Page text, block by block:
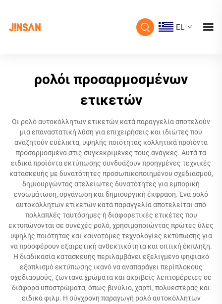
EL
ρολόι προσαρμοσμένων
ετικετών
Οι ρολό αυτοκόλλητων ετικετών κατά παραγγελία αποτελούν
μια επαναστατική λύση για επιχειρήσεις και ιδιώτες που
αναζητούν ευέλικτα, υψηλής ποιότητας κολλητικά προϊόντα
προσαρμοσμένα στις συγκεκριμένες τους ανάγκες. Αυτά τα
ειδικά προϊόντα εκτύπωσης συνδυάζουν προηγμένες τεχνικές
κατασκευής με δυνατότητες προσωπικοποιημένου σχεδιασμού,
δημιουργώντας ατελείωτες δυνατότητες για εμπορική
ενσωμάτωση, οργάνωση και δημιουργική έκφραση. Ένα ρολό
αυτοκόλλητων ετικετών κατά παραγγελία αποτελείται από
πολλαπλές ταυτόσημες ή διαφορετικές ετικέτες που
εκτυπώνονται σε συνεχές ρολό, χρησιμοποιώντας πρώτες ύλες
υψηλής ποιότητας και καινοτόμες τεχνολογίες εκτύπωσης για
να προσφέρουν εξαιρετική ανθεκτικότητα και οπτική έκπληξη.
Η διαδικασία κατασκευής περιλαμβάνει εξελιγμένο ψηφιακό
εξοπλισμό εκτύπωσης ικανό να αναπαράγει περίπλοκους
σχεδιασμούς, ζωντανά χρώματα και ακριβείς λεπτομέρειες σε
διάφορα υποστρώματα, όπως βινύλιο, χαρτί, πολυεστέρας και
ειδικά φιλμ. Η σύγχρονη παραγωγή ρολό αυτοκόλλητων